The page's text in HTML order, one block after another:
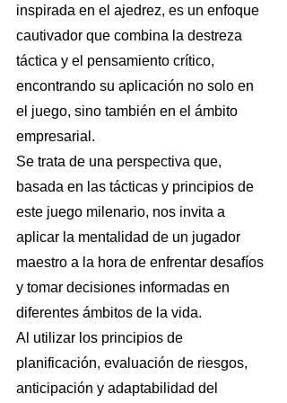
inspirada en el ajedrez, es un enfoque
cautivador que combina la destreza
táctica y el pensamiento crítico,
encontrando su aplicación no solo en
el juego, sino también en el ámbito
empresarial.
Se trata de una perspectiva que,
basada en las tácticas y principios de
este juego milenario, nos invita a
aplicar la mentalidad de un jugador
maestro a la hora de enfrentar desafíos
y tomar decisiones informadas en
diferentes ámbitos de la vida.
Al utilizar los principios de
planificación, evaluación de riesgos,
anticipación y adaptabilidad del